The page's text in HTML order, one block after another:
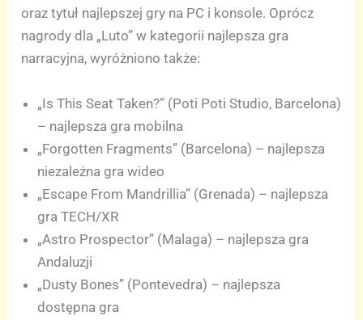
oraz tytuł najlepszej gry na PC i konsole. Oprócz
nagrody dla „Luto” w kategorii najlepsza gra
narracyjna, wyróżniono także:
„Is This Seat Taken?” (Poti Poti Studio, Barcelona)
– najlepsza gra mobilna
„Forgotten Fragments” (Barcelona) – najlepsza
niezależna gra wideo
„Escape From Mandrillia” (Grenada) – najlepsza
gra TECH/XR
„Astro Prospector” (Malaga) – najlepsza gra
Andaluzji
„Dusty Bones” (Pontevedra) – najlepsza
dostępna gra